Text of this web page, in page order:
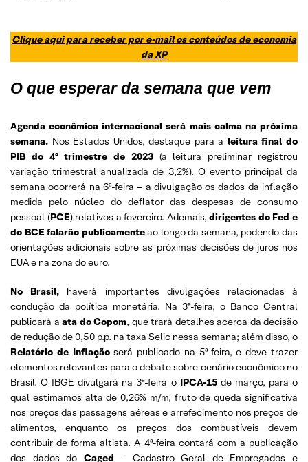
Clique aqui para receber por e-mail os conteúdos de economia
da XP
O que esperar da semana que vem
Agenda econômica internacional será mais calma na próxima
semana. Nos Estados Unidos, destaque para a leitura final do
PIB do 4º trimestre de 2023(a leitura preliminar registrou
variação trimestral anualizada de 3,2%). O evento principal da
semana ocorrerá na 6ª-feira – a divulgação os dados da inflação
medida pelo núcleo do deflator das despesas de consumo
pessoal (PCE) relativos a fevereiro. Ademais,dirigentes do Fed e
do BCE falarão publicamenteao longo da semana, podendo das
orientações adicionais sobre as próximas decisões de juros nos
EUA e na zona do euro.
No Brasil, haverá importantes divulgações relacionadas à
condução da política monetária. Na 3ª-feira, o Banco Central
publicará a ata do Copom, que trará detalhes acerca da decisão
de redução de 0,50 p.p. na taxa Selic nessa semana; além disso, o
Relatório de Inflaçãoserá publicado na 5ª-feira, e deve trazer
elementos relevantes para o debate sobre cenário econômico no
Brasil. O IBGE divulgará na 3ª-feira o IPCA-15de março, para o
qual estimamos alta de 0,26% m/m, fruto de queda significativa
nos preços das passagens aéreas e arrefecimento nos preços de
alimentos, enquanto os preços dos combustíveis devem
contribuir de forma altista. A 4ª-feira contará com a publicação
dos dados do Caged – Cadastro Geral de Empregados e